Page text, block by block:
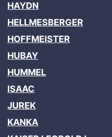
HAYDN
HELLMESBERGER
HOFFMEISTER
HUBAY
HUMMEL
ISAAC
JUREK
KANKA